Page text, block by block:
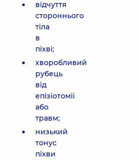
відчуття
стороннього
тіла
в
піхві;
хворобливий
рубець
від
епізіотомії
або
травм;
низький
тонус
піхви